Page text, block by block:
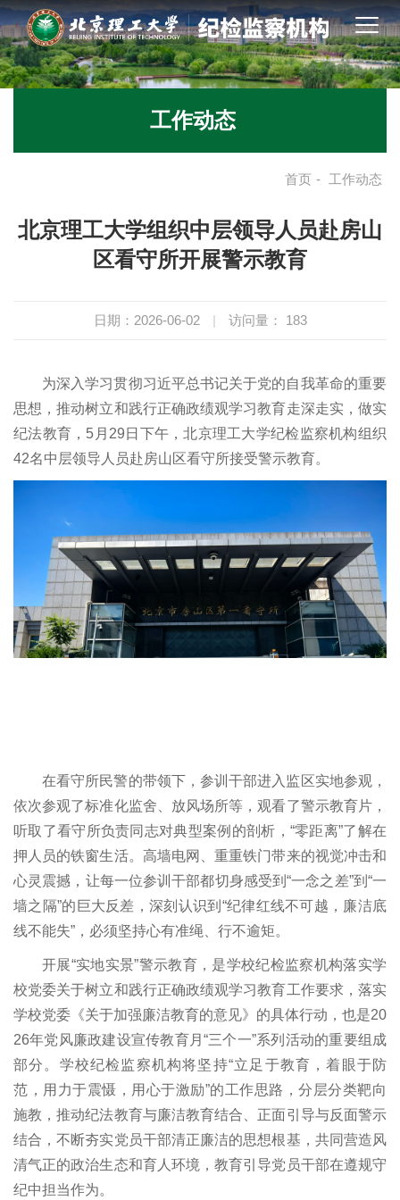
工作动态
首页 - 工作动态
北京理工大学组织中层领导人员赴房山
区看守所开展警示教育
日期：2026-06-02 | 访问量： 183
为深入学习贯彻习近平总书记关于党的自我革命的重要
思想，推动树立和践行正确政绩观学习教育走深走实，做实
纪法教育，5月29日下午，北京理工大学纪检监察机构组织
42名中层领导人员赴房山区看守所接受警示教育。
在看守所民警的带领下，参训干部进入监区实地参观，
依次参观了标准化监舍、放风场所等，观看了警示教育片，
听取了看守所负责同志对典型案例的剖析，“零距离”了解在
押人员的铁窗生活。高墙电网、重重铁门带来的视觉冲击和
心灵震撼，让每一位参训干部都切身感受到“一念之差”到“一
墙之隔”的巨大反差，深刻认识到“纪律红线不可越，廉洁底
线不能失”，必须坚持心有准绳、行不逾矩。
开展“实地实景”警示教育，是学校纪检监察机构落实学
校党委关于树立和践行正确政绩观学习教育工作要求，落实
学校党委《关于加强廉洁教育的意见》的具体行动，也是20
26年党风廉政建设宣传教育月“三个一”系列活动的重要组成
部分。学校纪检监察机构将坚持“立足于教育，着眼于防
范，用力于震慑，用心于激励”的工作思路，分层分类靶向
施教，推动纪法教育与廉洁教育结合、正面引导与反面警示
结合，不断夯实党员干部清正廉洁的思想根基，共同营造风
清气正的政治生态和育人环境，教育引导党员干部在遵规守
纪中担当作为。